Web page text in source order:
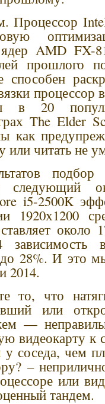
Процессор
AMD FX-
прошлого
процессор
в 20
The Elder
как
или читать не
следующий
i5-2500K
1920х1200
зависимость
до 28%. И это
2014.
то, что
или
—
видеокарту к
соседа, чем
–
или
тандем.